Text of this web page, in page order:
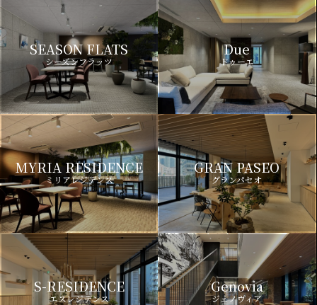
SEASON FLATS
シーズンフラッツ
Due
ドゥーエ
MYRIA RESIDENCE
ミリアレジデンス
GRAN PASEO
グランパセオ
S-RESIDENCE
エスレジデンス
Genovia
ジェノヴィア